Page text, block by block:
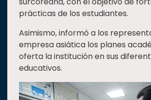
prácticas de los estudiantes.
Asimismo, informó a los
empresa asiática los planes
oferta la institución en sus
educativos.